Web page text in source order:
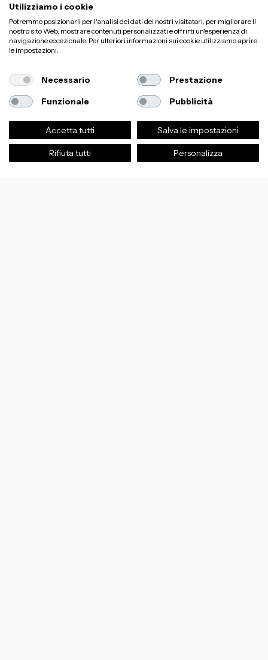
Utilizziamo i cookie
Potremmo posizionarli per l'analisi dei dati dei nostri visitatori, per migliorare il
nostro sito Web, mostrare contenuti personalizzati e offrirti un'esperienza di
navigazione eccezionale. Per ulteriori informazioni sui cookie utilizziamo aprire
le impostazioni.
Necessario Prestazione
Funzionale Pubblicità
Accetta tutti Salva le impostazioni
Rifiuta tutti Personalizza